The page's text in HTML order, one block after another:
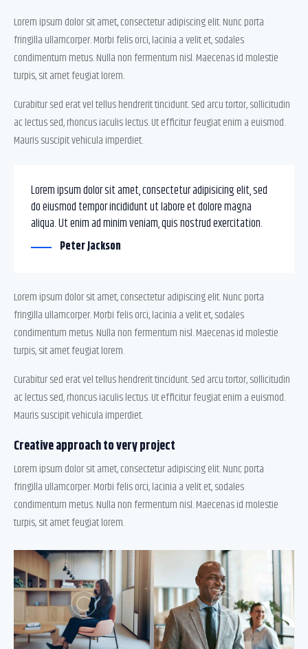
Lorem ipsum dolor sit amet, consectetur adipiscing elit. Nunc porta
fringilla ullamcorper. Morbi felis orci, lacinia a velit et, sodales
condimentum metus. Nulla non fermentum nisl. Maecenas id molestie
turpis, sit amet feugiat lorem.
Curabitur sed erat vel tellus hendrerit tincidunt. Sed arcu tortor, sollicitudin
ac lectus sed, rhoncus iaculis lectus. Ut efficitur feugiat enim a euismod.
Mauris suscipit vehicula imperdiet.
Lorem ipsum dolor sit amet, consectetur adipisicing elit, sed
do eiusmod tempor incididunt ut labore et dolore magna
aliqua. Ut enim ad minim veniam, quis nostrud exercitation.
Peter Jackson
Lorem ipsum dolor sit amet, consectetur adipiscing elit. Nunc porta
fringilla ullamcorper. Morbi felis orci, lacinia a velit et, sodales
condimentum metus. Nulla non fermentum nisl. Maecenas id molestie
turpis, sit amet feugiat lorem.
Curabitur sed erat vel tellus hendrerit tincidunt. Sed arcu tortor, sollicitudin
ac lectus sed, rhoncus iaculis lectus. Ut efficitur feugiat enim a euismod.
Mauris suscipit vehicula imperdiet.
Creative approach to very project
Lorem ipsum dolor sit amet, consectetur adipiscing elit. Nunc porta
fringilla ullamcorper. Morbi felis orci, lacinia a velit et, sodales
condimentum metus. Nulla non fermentum nisl. Maecenas id molestie
turpis, sit amet feugiat lorem.